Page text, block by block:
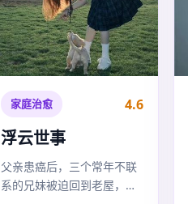
家庭治愈 4.6
浮云世事
父亲患癌后，三个常年不联
系的兄妹被迫回到老屋，在